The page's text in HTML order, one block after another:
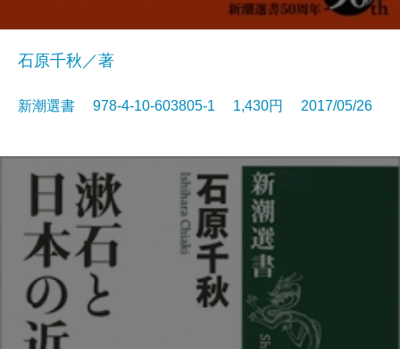
石原千秋／著
新潮選書 978-4-10-603805-1 1,430円 2017/05/26